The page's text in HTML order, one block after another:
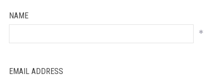
NAME
*
EMAIL ADDRESS